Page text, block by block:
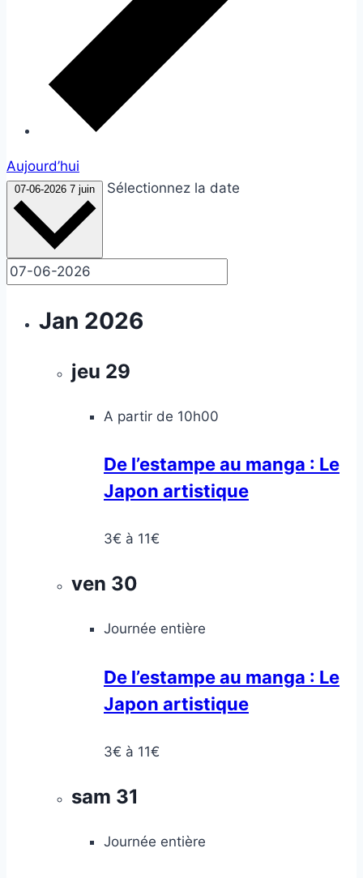
Aujourd’hui
07-06-2026 7 juin Sélectionnez la date
Jan 2026
jeu 29
A partir de 10h00
De l’estampe au manga : Le
Japon artistique
3€ à 11€
ven 30
Journée entière
De l’estampe au manga : Le
Japon artistique
3€ à 11€
sam 31
Journée entière